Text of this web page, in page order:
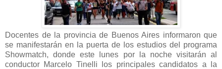
Docentes de la provincia de Buenos Aires informaron que
se manifestarán en la puerta de los estudios del programa
Showmatch, donde este lunes por la noche visitarán al
conductor Marcelo Tinelli los principales candidatos a la